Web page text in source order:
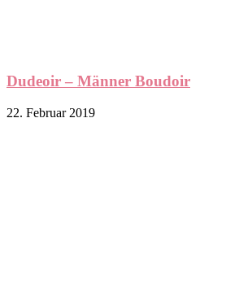
Dudeoir – Männer Boudoir
22. Februar 2019